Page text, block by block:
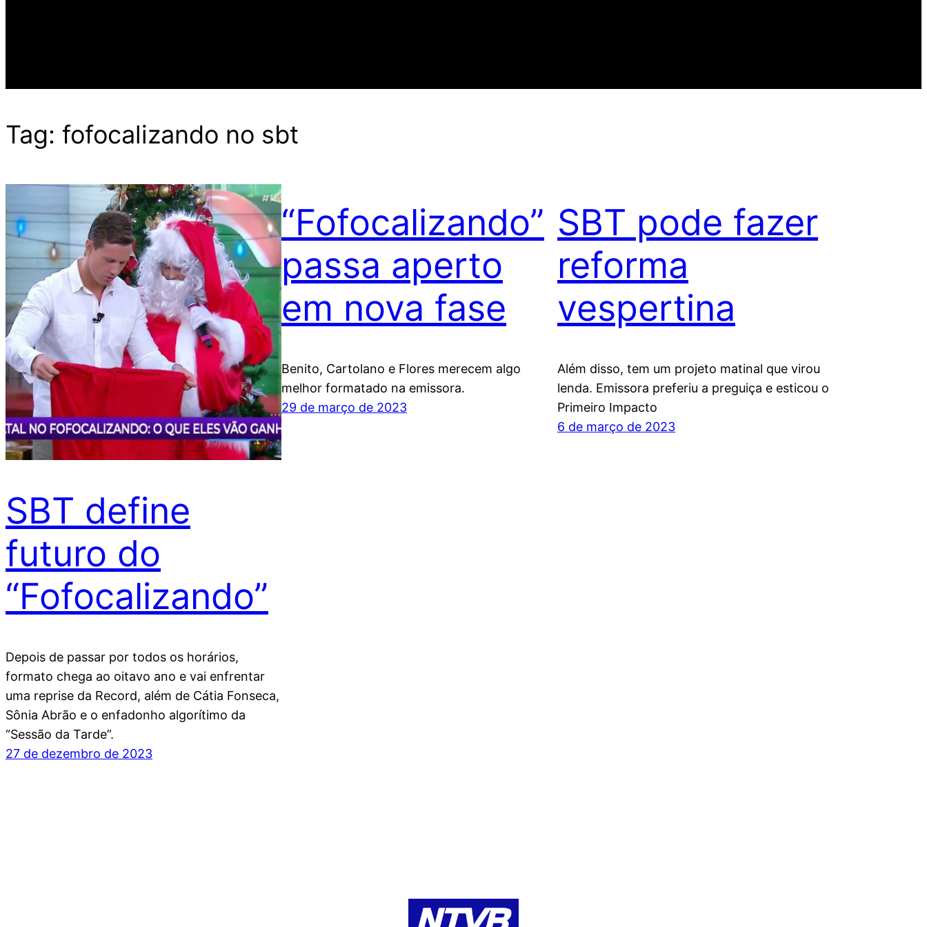
Tag: fofocalizando no sbt
SBT define
futuro do
“Fofocalizando”
Depois de passar por todos os horários,
formato chega ao oitavo ano e vai enfrentar
uma reprise da Record, além de Cátia Fonseca,
Sônia Abrão e o enfadonho algorítimo da
“Sessão da Tarde”.
27 de dezembro de 2023
“Fofocalizando”
passa aperto
em nova fase
Benito, Cartolano e Flores merecem algo
melhor formatado na emissora.
29 de março de 2023
SBT pode fazer
reforma
vespertina
Além disso, tem um projeto matinal que virou
lenda. Emissora preferiu a preguiça e esticou o
Primeiro Impacto
6 de março de 2023